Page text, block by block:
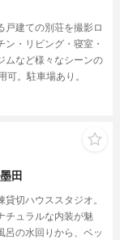
戸建ての別荘を撮影ロ
ン・リビング・寝室・
ムなど様々なシーンの
可。駐車場あり。
田
切ハウススタジオ。
チュラルな内装が魅
呂の水回りから、ベッ